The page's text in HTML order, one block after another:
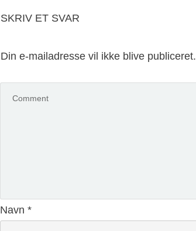
SKRIV ET SVAR
Din e-mailadresse vil ikke blive publiceret.
Navn *